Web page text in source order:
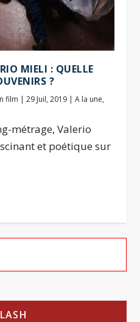
MIELI : QUELLE
?
film |29 Juil, 2019 |A la une,
métrage, Valerio
et poétique sur